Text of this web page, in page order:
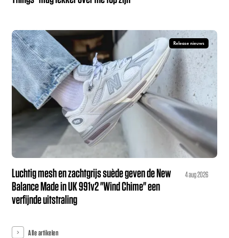
Release nieuws
Luchtig mesh en zachtgrijs suède geven de New
Balance Made in UK 991v2 "Wind Chime" een
verfijnde uitstraling
4 aug 2026
Alle artikelen